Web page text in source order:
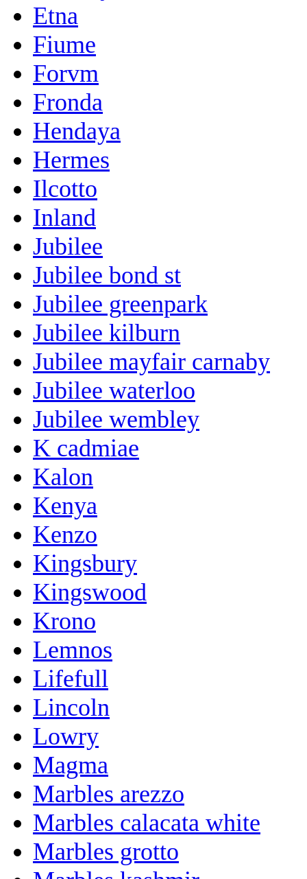
Etna
Fiume
Forvm
Fronda
Hendaya
Hermes
Ilcotto
Inland
Jubilee
Jubilee bond st
Jubilee greenpark
Jubilee kilburn
Jubilee mayfair carnaby
Jubilee waterloo
Jubilee wembley
K cadmiae
Kalon
Kenya
Kenzo
Kingsbury
Kingswood
Krono
Lemnos
Lifefull
Lincoln
Lowry
Magma
Marbles arezzo
Marbles calacata white
Marbles grotto